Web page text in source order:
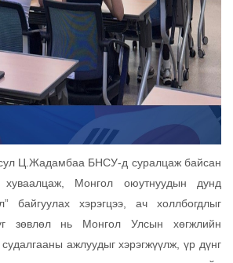
Ц.Жадамбаа БНСУ-д суралцаж байсан
хуваалцаж, Монгол оюутнуудын дунд
байгуулах хэрэгцээ, ач холлбогдлыг
зөвлөл нь Монгол Улсын хөгжлийн
ажлуудыг хэрэгжүүлж, үр дүнг